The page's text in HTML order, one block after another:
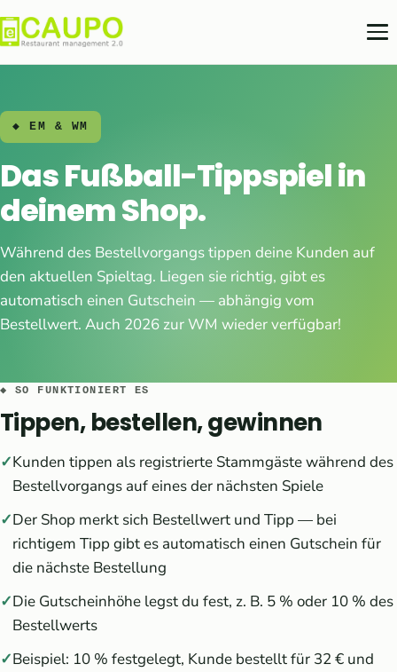
◆ EM & WM
Das Fußball-Tippspiel in
deinem Shop.
Während des Bestellvorgangs tippen deine Kunden auf
den aktuellen Spieltag. Liegen sie richtig, gibt es
automatisch einen Gutschein — abhängig vom
Bestellwert. Auch 2026 zur WM wieder verfügbar!
◆ SO FUNKTIONIERT ES
Tippen, bestellen, gewinnen
Kunden tippen als registrierte Stammgäste während des
Bestellvorgangs auf eines der nächsten Spiele
Der Shop merkt sich Bestellwert und Tipp — bei
richtigem Tipp gibt es automatisch einen Gutschein für
die nächste Bestellung
Die Gutscheinhöhe legst du fest, z. B. 5 % oder 10 % des
Bestellwerts
Beispiel: 10 % festgelegt, Kunde bestellt für 32 € und